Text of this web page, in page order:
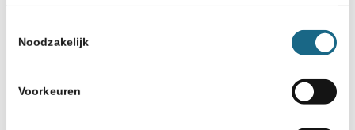
Noodzakelijk
Voorkeuren